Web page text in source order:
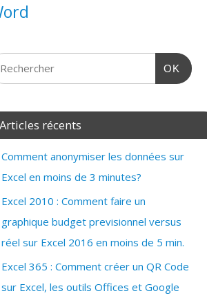
OK
Articles récents
Comment anonymiser les données sur
Excel en moins de 3 minutes?
Excel 2010 : Comment faire un
graphique budget previsionnel versus
réel sur Excel 2016 en moins de 5 min.
Excel 365 : Comment créer un QR Code
sur Excel, les outils Offices et Google